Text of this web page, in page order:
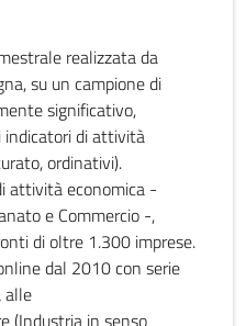
realizzata da
su un campione di
significativo,
di attività
ordinativi).
attività economica -
e Commercio -,
di oltre 1.300 imprese.
dal 2010 con serie
alle
(Industria in senso